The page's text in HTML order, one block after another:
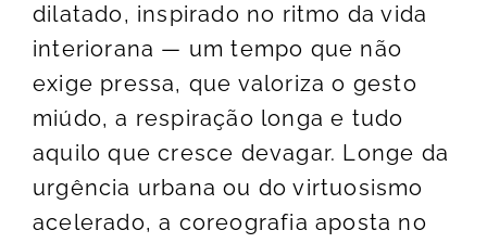
dilatado, inspirado no ritmo da vida
interiorana — um tempo que não
exige pressa, que valoriza o gesto
miúdo, a respiração longa e tudo
aquilo que cresce devagar. Longe da
urgência urbana ou do virtuosismo
acelerado, a coreografia aposta no